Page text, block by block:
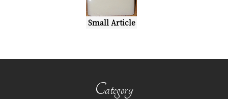
Small Article
Category